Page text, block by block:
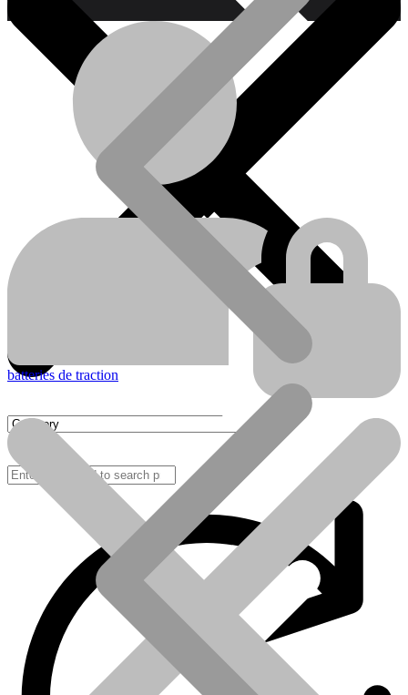
Qui sommes-nous?
batteries de traction